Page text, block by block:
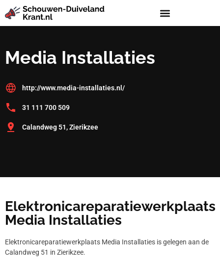
Media Installaties
http://www.media-installaties.nl/
31 111 700 509
Calandweg 51, Zierikzee
Elektronicareparatiewerkplaats
Media Installaties
Elektronicareparatiewerkplaats Media Installaties is gelegen aan de
Calandweg 51 in Zierikzee.